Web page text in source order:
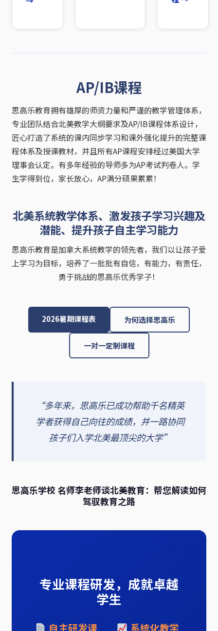
AP/IB课程
思高乐教育拥有雄厚的师资力量和严谨的教学管理体系，
专业团队结合北美教学大纲要求及AP/IB课程体系设计，
匠心打造了系统的课内同步学习和课外强化提升的完整课
程体系及授课教材，并且所有AP课程安排经过美国大学
理事会认定。有多年经验的导师多为AP考试判卷人。学
生学得到位，家长放心，AP满分硕果累累！
北美系统教学体系、激发孩子学习兴趣及
潜能、提升孩子自主学习能力
思高乐教育是加拿大系统教学的领先者，我们以让孩子爱
上学习为目标，培养了一批批有自信，有能力，有责任，
勇于挑战的思高乐优秀学子！
2026暑期课程表 为何选择思高乐
一对一定制课程
“多年来，思高乐已成功帮助千名精英
学者获得自己向往的成绩，并一路协同
孩子们入学北美最顶尖的大学”
思高乐学校 名师李老师谈北美教育：帮您解读如何
驾驭教育之路
专业课程研发，成就卓越
学生
自主研发课 系统化教学